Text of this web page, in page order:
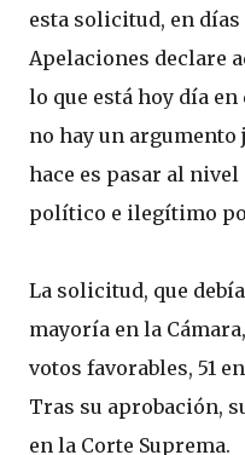
esta solicitud, en
Apelaciones declare
lo que está hoy día
no hay un argumento
hace es pasar al
político e ilegítimo
La solicitud, que
mayoría en la
votos favorables, 51
Tras su aprobación,
en la Corte Suprema.